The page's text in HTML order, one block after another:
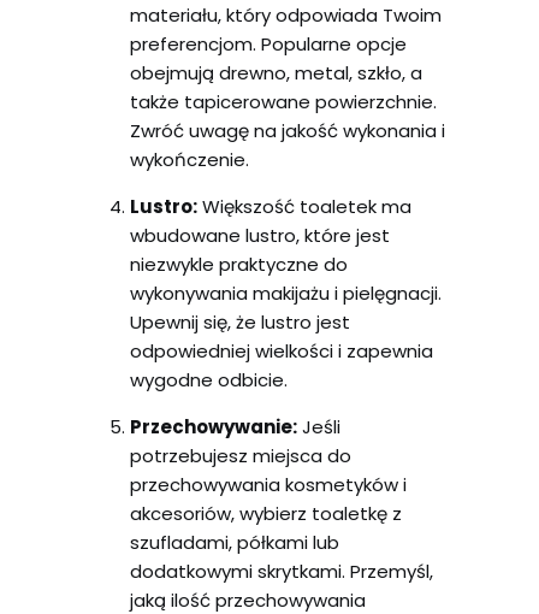
materiału, który odpowiada Twoim
preferencjom. Popularne opcje
obejmują drewno, metal, szkło, a
także tapicerowane powierzchnie.
Zwróć uwagę na jakość wykonania i
wykończenie.
Lustro:Większość toaletek ma
wbudowane lustro, które jest
niezwykle praktyczne do
wykonywania makijażu i pielęgnacji.
Upewnij się, że lustro jest
odpowiedniej wielkości i zapewnia
wygodne odbicie.
Przechowywanie:Jeśli
potrzebujesz miejsca do
przechowywania kosmetyków i
akcesoriów, wybierz toaletkę z
szufladami, półkami lub
dodatkowymi skrytkami. Przemyśl,
jaką ilość przechowywania